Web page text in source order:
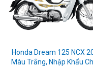
Honda Dream 125 NCX
Màu Trắng, Nhập Khẩu